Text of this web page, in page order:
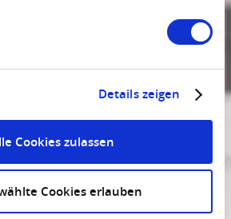
Details zeigen
Cookies zulassen
Cookies erlauben